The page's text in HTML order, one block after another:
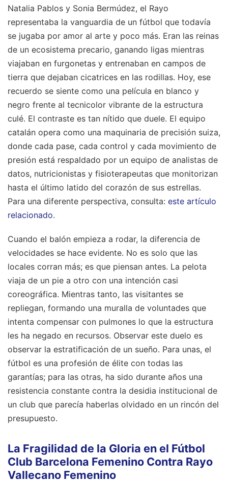
Natalia Pablos y Sonia Bermúdez, el Rayo
representaba la vanguardia de un fútbol que todavía
se jugaba por amor al arte y poco más. Eran las reinas
de un ecosistema precario, ganando ligas mientras
viajaban en furgonetas y entrenaban en campos de
tierra que dejaban cicatrices en las rodillas. Hoy, ese
recuerdo se siente como una película en blanco y
negro frente al tecnicolor vibrante de la estructura
culé. El contraste es tan nítido que duele. El equipo
catalán opera como una maquinaria de precisión suiza,
donde cada pase, cada control y cada movimiento de
presión está respaldado por un equipo de analistas de
datos, nutricionistas y fisioterapeutas que monitorizan
hasta el último latido del corazón de sus estrellas.
Para una diferente perspectiva, consulta: este artículo
relacionado.
Cuando el balón empieza a rodar, la diferencia de
velocidades se hace evidente. No es solo que las
locales corran más; es que piensan antes. La pelota
viaja de un pie a otro con una intención casi
coreográfica. Mientras tanto, las visitantes se
repliegan, formando una muralla de voluntades que
intenta compensar con pulmones lo que la estructura
les ha negado en recursos. Observar este duelo es
observar la estratificación de un sueño. Para unas, el
fútbol es una profesión de élite con todas las
garantías; para las otras, ha sido durante años una
resistencia constante contra la desidia institucional de
un club que parecía haberlas olvidado en un rincón del
presupuesto.
La Fragilidad de la Gloria en el Fútbol
Club Barcelona Femenino Contra Rayo
Vallecano Femenino